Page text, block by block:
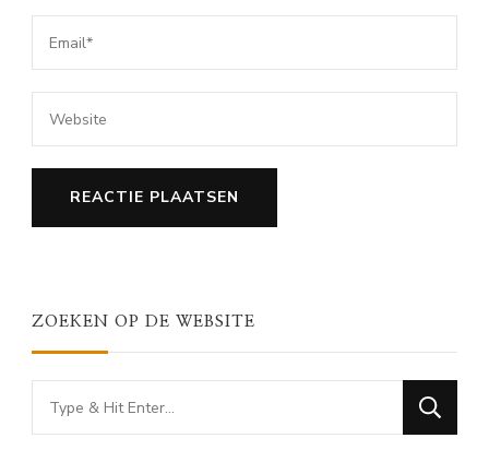
ZOEKEN OP DE WEBSITE
Looking
for